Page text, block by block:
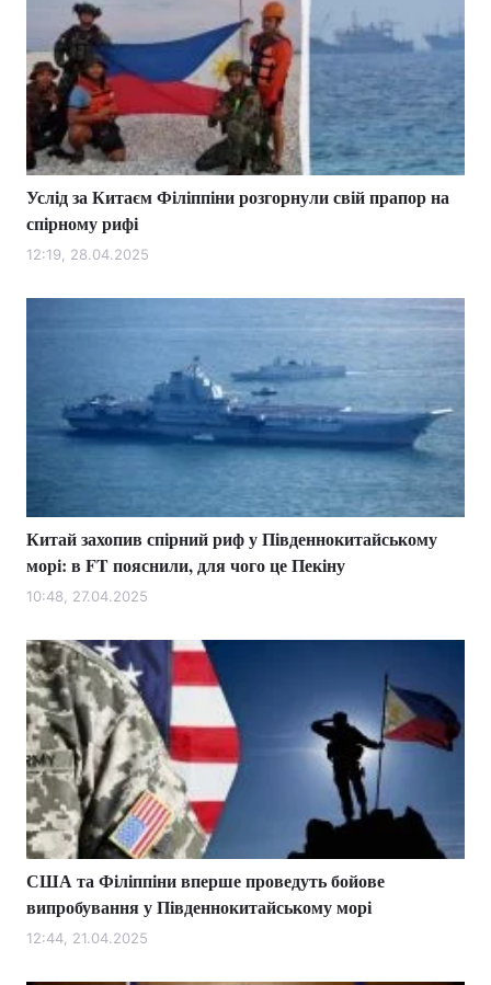
Услід за Китаєм Філіппіни розгорнули свій прапор на
спірному рифі
12:19, 28.04.2025
Китай захопив спірний риф у Південнокитайському
морі: в FT пояснили, для чого це Пекіну
10:48, 27.04.2025
США та Філіппіни вперше проведуть бойове
випробування у Південнокитайському морі
12:44, 21.04.2025